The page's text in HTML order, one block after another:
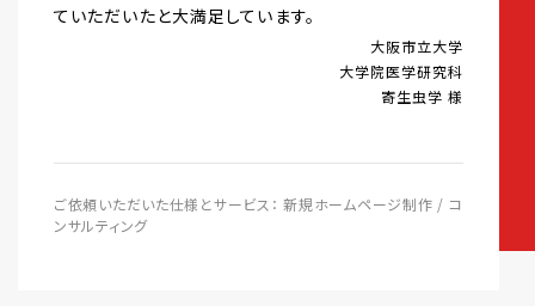
ていただいたと大満足しています。
大阪市立大学
大学院医学研究科
寄生虫学 様
ご依頼いただいた仕様とサービス： 新規ホームページ制作 / コ
ンサルティング